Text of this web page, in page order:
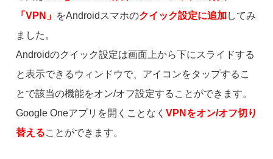
「VPN」 をAndroidスマホのクイック設定に追加 してみ
ました。
Androidのクイック設定は画面上から下にスライドする
と表示できるウィンドウで、アイコンをタップするこ
とで該当の機能をオン/オフ設定することができます。
Google Oneアプリを開くことなく VPNをオン/オフ切り
替えることができます。